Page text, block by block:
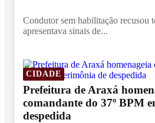
Condutor sem habilitação recusou
apresentava sinais de...
CIDADE
Prefeitura de Araxá
comandante do 37º BPM
despedida